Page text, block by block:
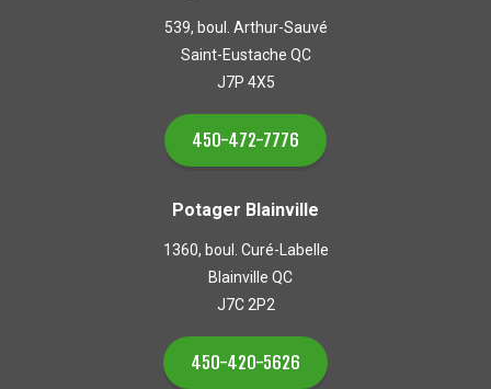
539, boul. Arthur-Sauvé
Saint-Eustache QC
J7P 4X5
450-472-7776
Potager Blainville
1360, boul. Curé-Labelle
Blainville QC
J7C 2P2
450-420-5626